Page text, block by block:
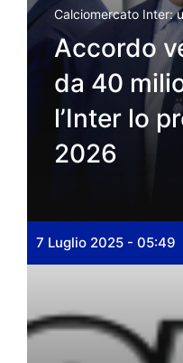
Calciomercato Inter:
Accordo
da 40
l’Inter lo
2026
7 Luglio 2025 - 05:49